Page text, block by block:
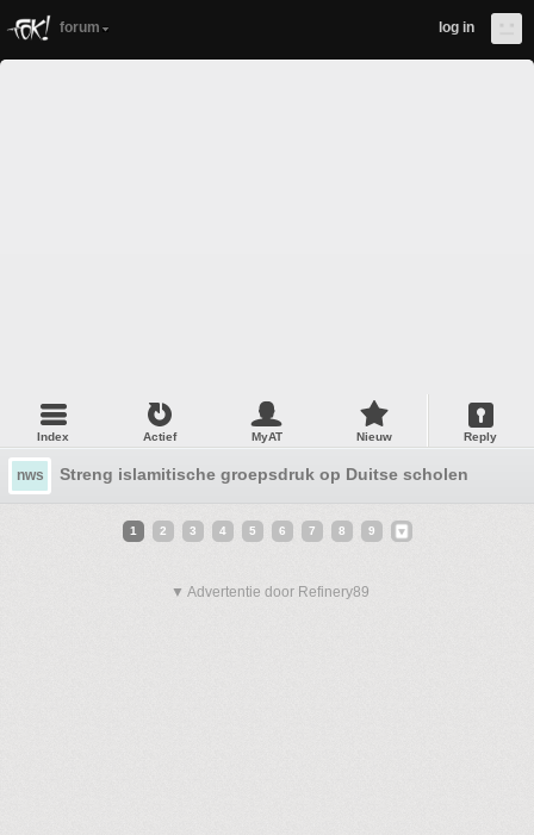
forum log in
Index Actief MyAT Nieuw Reply
nws Streng islamitische groepsdruk op Duitse scholen
1 2 3 4 5 6 7 8 9
▼ Advertentie door Refinery89